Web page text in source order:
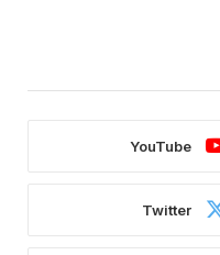
YouTube
Twitter